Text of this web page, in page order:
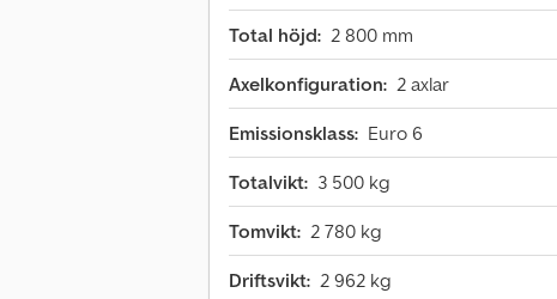
Total höjd: 2 800 mm
Axelkonfiguration: 2 axlar
Emissionsklass: Euro 6
Totalvikt: 3 500 kg
Tomvikt: 2 780 kg
Driftsvikt: 2 962 kg